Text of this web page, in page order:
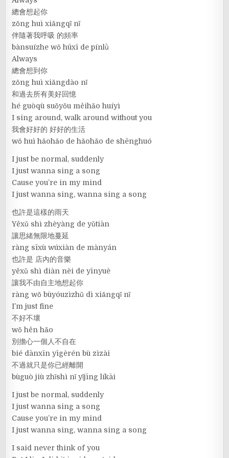
總會想起你
zǒng huì xiǎngqǐ nǐ
伴隨著我呼吸 的頻率
bànsuízhe wǒ hūxī de pínlǜ
Always
總會想到你
zǒng huì xiǎngdào nǐ
和過去所有美好回憶
hé guòqù suǒyǒu měihǎo huíyì
I sing around, walk around without you
我會好好的 好好的生活
wǒ huì hǎohǎo de hǎohǎo de shēnghuó
I just be normal, suddenly
I just wanna sing a song
Cause you’re in my mind
I just wanna sing, wanna sing a song
也許是這樣的雨天
Yěxǔ shì zhèyàng de yǔtiān
讓思緒無限地蔓延
ràng sīxù wúxiàn de mànyán
也許是 店內的音樂
yěxǔ shì diàn nèi de yīnyuè
讓我不由自主地想起你
ràng wǒ bùyóuzìzhǔ dì xiǎngqǐ nǐ
I’m just fine
不好不壞
wǒ hěn hǎo
別擔心一個人不自在
bié dānxīn yīgèrén bù zìzài
不過就只是你已經離開
bùguò jiù zhǐshì nǐ yǐjīng líkāi
I just be normal, suddenly
I just wanna sing a song
Cause you’re in my mind
I just wanna sing, wanna sing a song
I said never think of you